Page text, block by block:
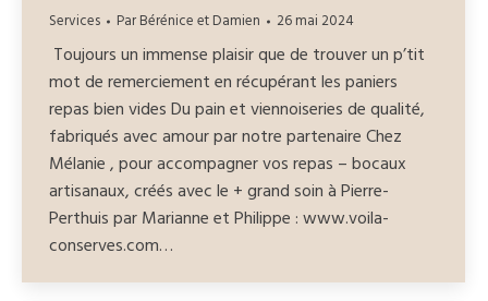
Services ParBérénice et Damien 26 mai 2024
Toujours un immense plaisir que de trouver un p’tit
mot de remerciement en récupérant les paniers
repas bien vides Du pain et viennoiseries de qualité,
fabriqués avec amour par notre partenaire Chez
Mélanie , pour accompagner vos repas – bocaux
artisanaux, créés avec le + grand soin à Pierre-
Perthuis par Marianne et Philippe : www.voila-
conserves.com…